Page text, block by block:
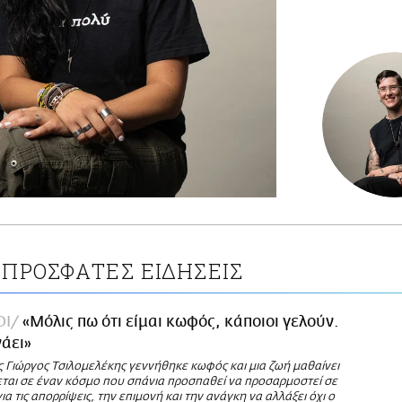
ΠΡΟΣΦΑΤΕΣ ΕΙΔΗΣΕΙΣ
«Μόλις πω ότι είμαι κωφός, κάποιοι γελούν.
Γιώργος Τσιλομελέκης γεννήθηκε κωφός και μια ζωή μαθαίνει
σε έναν κόσμο που σπάνια προσπαθεί να προσαρμοστεί σε
τις απορρίψεις, την επιμονή και την ανάγκη να αλλάξει όχι ο